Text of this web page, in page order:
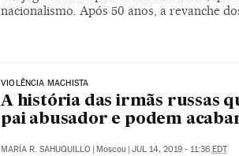
nacionalismo. Após 50 anos, a revanche
VIOLÊNCIA MACHISTA
A história das irmãs russas
pai abusador e podem
MARÍA R. SAHUQUILLO Moscou JUL 14, 2019 - 11:36 EDT